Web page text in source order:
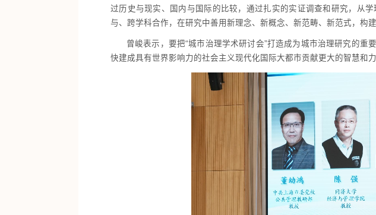
过历史与现实、国内与国际的比较，通过扎实的实证调查和研究，从
与、跨学科合作，在研究中善用新理念、新概念、新范畴、新范式，构
曾峻表示，要把“城市治理学术研讨会”打造成为城市治理研究的
快建成具有世界影响力的社会主义现代化国际大都市贡献更大的智慧和力